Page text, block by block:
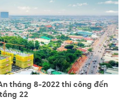
tháng 8-2022 thi công đến
tầng 22